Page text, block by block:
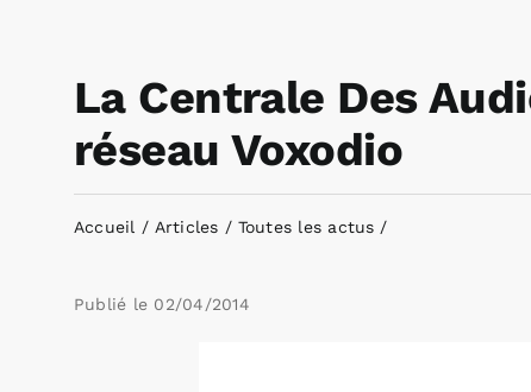
La Centrale Des
réseau Voxodio
Accueil Articles Toutes les actus
Publié le 02/04/2014